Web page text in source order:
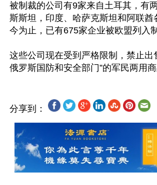
被制裁的公司有9家来自土耳其，有
斯斯坦，印度、哈萨克斯坦和阿联酋
今为止，已有675家企业被欧盟列入
这些公司现在受到严格限制，禁止出
分享到：